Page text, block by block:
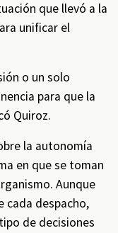
que llevó a la
unificar el
o un solo
para que la
Quiroz.
la autonomía
en que se toman
Aunque
cada despacho,
de decisiones